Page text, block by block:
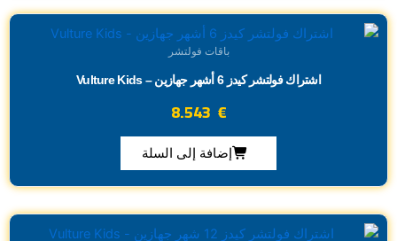
باقات فولتشر
اشتراك فولتشر كيدز 6 أشهر جهازين – Vulture Kids
8.543 €
إضافة إلى السلة